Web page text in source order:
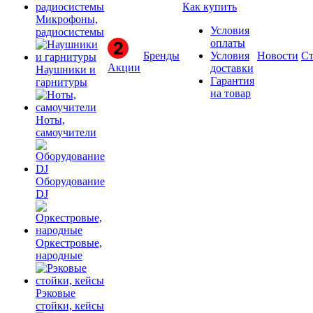
Микрофоны,
радиосистемы
Наушники и
гарнитуры
Ноты,
самоучители
Оборудование
DJ
Оркестровые,
народные
Рэковые
стойки, кейсы
Акции
Бренды
Как купить
Условия
оплаты
Условия
доставки
Гарантия
на товар
Новости